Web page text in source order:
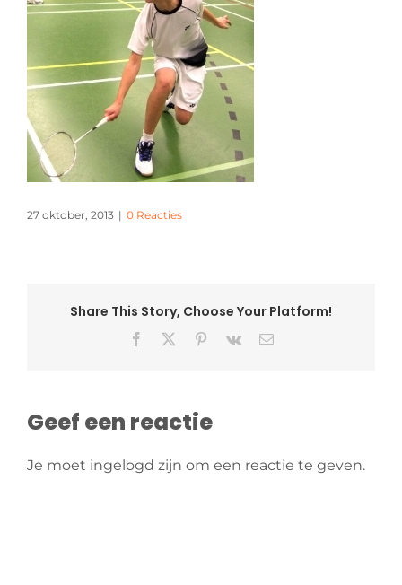
27 oktober, 2013 | 0 Reacties
Share This Story, Choose Your Platform!
Facebook Pinterest
Vk
E-
Geef een reactie
Je moet ingelogd zijn om een reactie te geven.